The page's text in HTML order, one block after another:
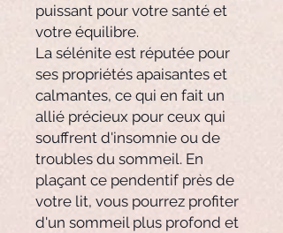
puissant pour votre santé et
votre équilibre.
La sélénite est réputée pour
ses propriétés apaisantes et
calmantes, ce qui en fait un
allié précieux pour ceux qui
souffrent d'insomnie ou de
troubles du sommeil. En
plaçant ce pendentif près de
votre lit, vous pourrez profiter
d'un sommeil plus profond et